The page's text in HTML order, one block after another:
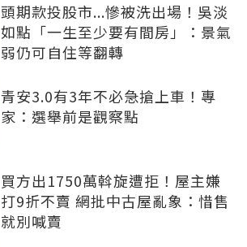
頭期款投股市...慘被洗出場！吳淡
如點「一生至少要有間房」：景氣
弱仍可自住等翻轉
青安3.0有3年不必急搶上車！專
家：選舉前是觀察點
買方出1750萬斡旋遭拒！屋主嫌
打9折不賣 網批中古屋亂象：惜售
就別喊賣